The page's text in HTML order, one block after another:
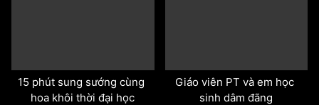
15 phút sung sướng cùng
hoa khôi thời đại học
Giáo viên PT và em học
sinh dâm đãng